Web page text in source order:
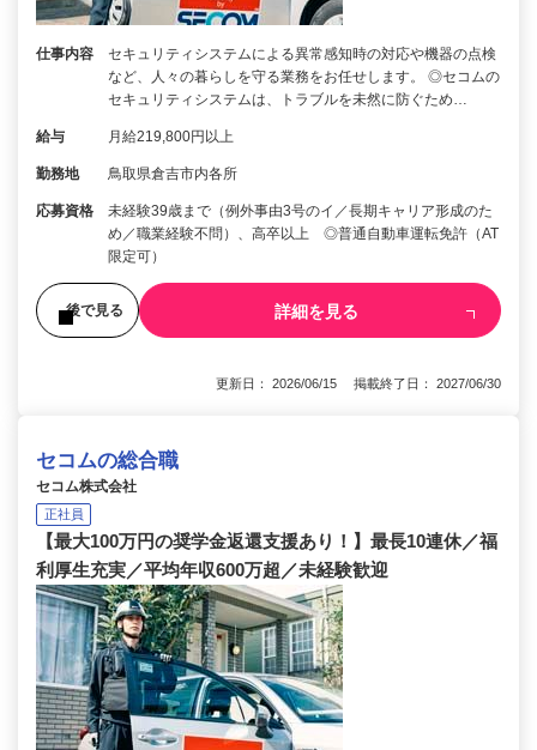
仕事内容
セキュリティシステムによる異常感知時の対応や機器の点検
など、人々の暮らしを守る業務をお任せします。 ◎セコムの
セキュリティシステムは、トラブルを未然に防ぐため…
給与 月給219,800円以上
勤務地 鳥取県倉吉市内各所
応募資格
未経験39歳まで（例外事由3号のイ／長期キャリア形成のた
め／職業経験不問）、高卒以上 ◎普通自動車運転免許（AT
限定可）
後で見る 詳細を見る
更新日： 2026/06/15 掲載終了日： 2027/06/30
セコムの総合職
セコム株式会社
正社員
【最大100万円の奨学金返還支援あり！】最長10連休／福
利厚生充実／平均年収600万超／未経験歓迎